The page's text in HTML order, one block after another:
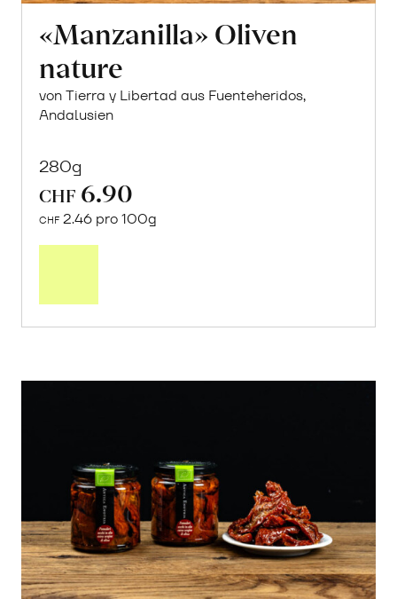
«Manzanilla» Oliven
nature
von Tierra y Libertad aus Fuenteheridos,
Andalusien
280g
CHF 6.90
CHF 2.46 pro 100g